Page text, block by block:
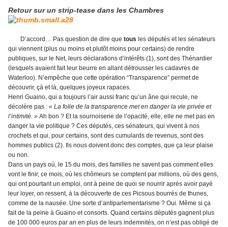
Retour sur un strip-tease dans les Chambres
D’accord… Pas question de dire que tous les députés et les sénateurs
qui viennent (plus ou moins et plutôt moins pour certains) de rendre
publiques, sur le Net, leurs déclarations d’intérêts (1), sont des Thénardier
(lesquels avaient fait leur beurre en allant détrousser les cadavres de
Waterloo). N’empêche que cette opération “Transparence” permet de
découvrir, çà et là, quelques joyeux rapaces.
Henri Guaino, qui a toujours l’air aussi franc qu’un âne qui recule, ne
décolère pas : « La folie de la transparence met en danger la vie privée et
l’intimité. » Ah bon ? Et la sournoiserie de l’opacité, elle, elle ne met pas en
danger la vie politique ? Ces députés, ces sénateurs, qui vivent à nos
crochets et qui, pour certains, sont des cumulards de revenus, sont des
hommes publics (2). Ils nous doivent donc des comptes, que ça leur plaise
ou non.
Dans un pays où, le 15 du mois, des familles ne savent pas comment elles
vont le finir, ce mois, où les chômeurs se comptent par millions, où des gens,
qui ont pourtant un emploi, ont à peine de quoi se nourrir après avoir payé
leur loyer, on ressent, à la découverte de ces Picsous bourrés de thunes,
comme de la nausée. Une sorte d’antiparlementarisme ? Oui. Même si ça
fait de la peine à Guaino et consorts. Quand certains députés gagnent plus
de 100 000 euros par an en plus de leurs indemnités, on n’est pas obligé de